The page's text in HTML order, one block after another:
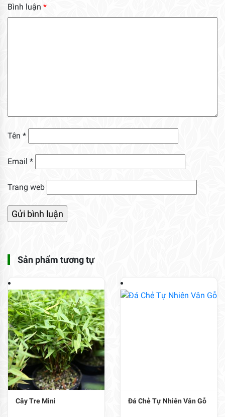
Bình luận *
Tên *
Email *
Trang web
Sản phẩm tương tự
Cây Tre Mini Đá Chẻ Tự Nhiên Vân Gỗ